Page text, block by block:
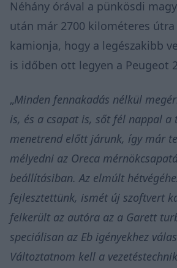
Néhány órával a pünkösdi
után már 2700 kilométeres
kamionja, hogy a legészakibb
is időben ott legyen a Peugeot
„Minden fennakadás nélkül
is, és a csapat is, sőt fél nappal a
menetrend előtt járunk, így már
mélyedni az Oreca
beállításiban. Az elmúlt
fejlesztettünk, ismét új szoftvert
felkerült az autóra az a Garett
speciálisan az Eb igényekhez
Változtatnom kell a